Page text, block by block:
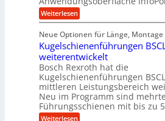
f
ü
r
r
a
u
e
U
m
g
e
i
n
g
a
n
g
S
t
e
l
l
e
n
b
e
f
r
p
r
ä
z
i
s
e
H
u
o
n
f
r
A
u
t
o
m
o
t
i
v
Weiterlesen:
D
g
i
t
a
l
e
r
W
e
r
Neue Optionen für Länge,
Kugelschienenführungen
weiterentwickelt
Bosch Rexroth hat die
Kugelschienenführungen
mittleren Leistungsbereich
Neu im Programm sind
Führungsschienen mit bis zu
Weiterlesen: